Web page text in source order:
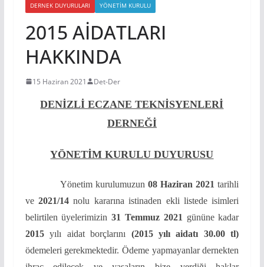
DERNEK DUYURULARI YÖNETIM KURULU
2015 AİDATLARI
HAKKINDA
15 Haziran 2021 Det-Der
DENİZLİ ECZANE TEKNİSYENLERİ
DERNEĞİ
YÖNETİM KURULU DUYURUSU
Yönetim kurulumuzun 08 Haziran 2021 tarihli
ve2021/14 nolu kararına istinaden ekli listede isimleri
belirtilen üyelerimizin 31 Temmuz 2021 gününe kadar
2015yılı aidat borçlarını (2015 yılı aidatı 30.00 tl)
ödemeleri gerekmektedir. Ödeme yapmayanlar dernekten